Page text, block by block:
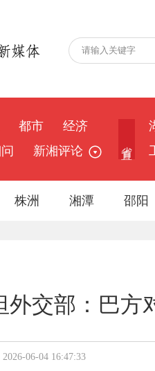
都市
经济
新湘评论
株洲 湘潭 邵阳
外交部：巴方
06-04 16:47:33